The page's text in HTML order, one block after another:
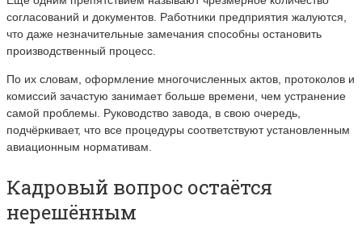
согласований и документов. Работники предприятия жалуются,
что даже незначительные замечания способны остановить
производственный процесс.
По их словам, оформление многочисленных актов, протоколов и
комиссий зачастую занимает больше времени, чем устранение
самой проблемы. Руководство завода, в свою очередь,
подчёркивает, что все процедуры соответствуют установленным
авиационным нормативам.
Кадровый вопрос остаётся
нерешённым